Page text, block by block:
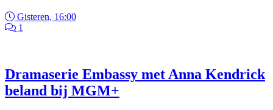
Gisteren, 16:00
1
Dramaserie Embassy met Anna Kendrick
beland bij MGM+